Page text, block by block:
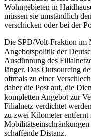
Wohngebieten in
müssen sie umständlich
verschicken oder bei der
Die SPD/Volt-Fraktion im
Angebotspolitik der
Ausdünnung des
länger. Das Outsourcing
oftmals zu einer
daher die Post auf, die
kompletten Angebot zur
Filialnetz verdichtet
zu zwei Kilometer entfernt
schaffende Distanz.